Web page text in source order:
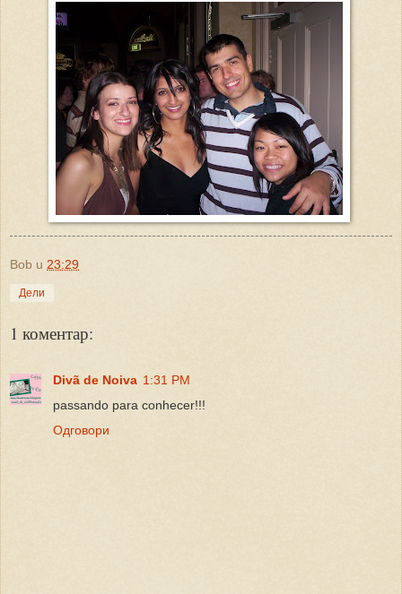
Bob u 23:29
Дели
1 коментар:
Divã de Noiva 1:31 PM
passando para conhecer!!!
Одговори